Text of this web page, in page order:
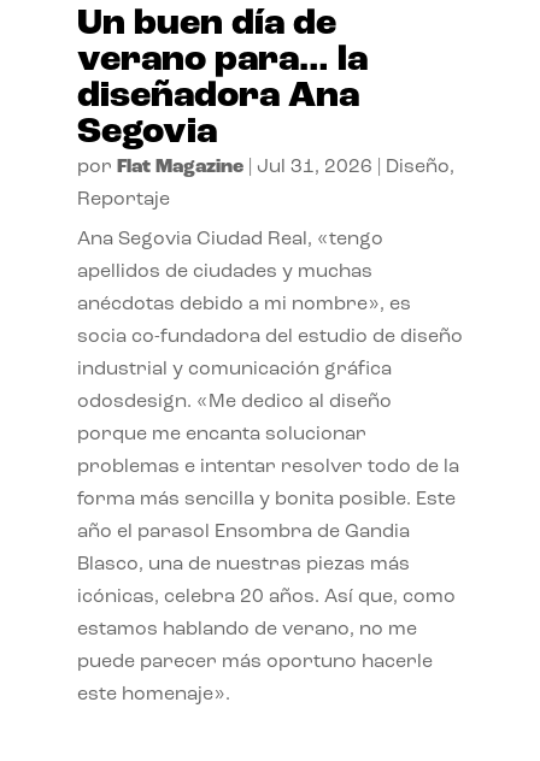
Un buen día de
verano para… la
diseñadora Ana
Segovia
por Flat Magazine| Jul 31, 2026 Diseño,
Reportaje
Ana Segovia Ciudad Real, «tengo
apellidos de ciudades y muchas
anécdotas debido a mi nombre», es
socia co-fundadora del estudio de diseño
industrial y comunicación gráfica
odosdesign. «Me dedico al diseño
porque me encanta solucionar
problemas e intentar resolver todo de la
forma más sencilla y bonita posible. Este
año el parasol Ensombra de Gandia
Blasco, una de nuestras piezas más
icónicas, celebra 20 años. Así que, como
estamos hablando de verano, no me
puede parecer más oportuno hacerle
este homenaje».